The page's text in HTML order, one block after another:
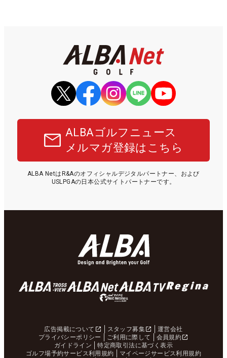
ALBAゴルフニュース
メルマガ登録はこちら
ALBA NetはR&Aのオフィシャルデジタルパートナー、および
USLPGAの日本公式サイトパートナーです。
広告掲載について スタッフ募集
運営会社
プライバシーポリシー
ご利用に際して
会員規約
ガイドライン
特定商取引法に基づく表示
ゴルフ場予約サービス利用規約
マイページサービス利用規約